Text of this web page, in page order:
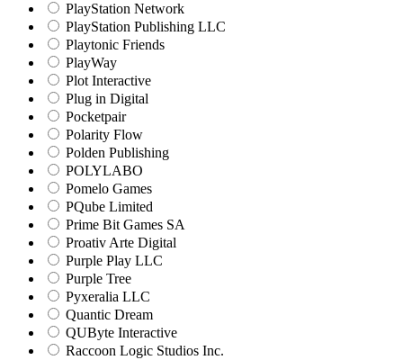
PlayStation Network
PlayStation Publishing LLC
Playtonic Friends
PlayWay
Plot Interactive
Plug in Digital
Pocketpair
Polarity Flow
Polden Publishing
POLYLABO
Pomelo Games
PQube Limited
Prime Bit Games SA
Proativ Arte Digital
Purple Play LLC
Purple Tree
Pyxeralia LLC
Quantic Dream
QUByte Interactive
Raccoon Logic Studios Inc.